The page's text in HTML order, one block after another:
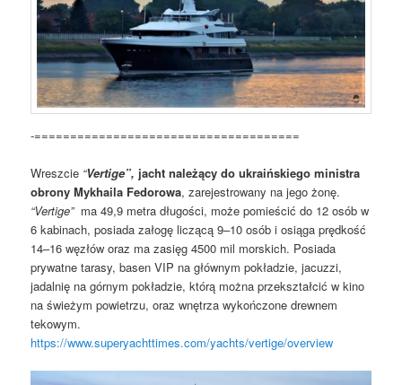
-=====================================
Wreszcie “Vertige”, jacht należący do ukraińskiego ministra
obrony Mykhaila Fedorowa, zarejestrowany na jego żonę.
“Vertige”ma 49,9 metra długości, może pomieścić do 12 osób w
6 kabinach, posiada załogę liczącą 9–10 osób i osiąga prędkość
14–16 węzłów oraz ma zasięg 4500 mil morskich. Posiada
prywatne tarasy, basen VIP na głównym pokładzie, jacuzzi,
jadalnię na górnym pokładzie, którą można przekształcić w kino
na świeżym powietrzu, oraz wnętrza wykończone drewnem
tekowym.
https://www.superyachttimes.com/yachts/vertige/overview